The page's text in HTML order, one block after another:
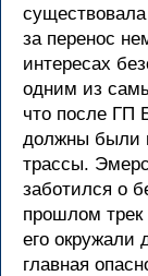
существовала
за перенос
интересах
одним из
что после ГП
должны были
трассы.
заботился о
прошлом
его
главная